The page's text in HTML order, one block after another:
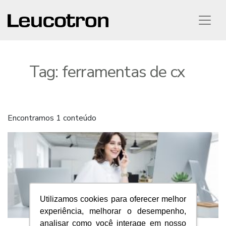
Utilizamos cookies para oferecer melhor
experiência, melhorar o desempenho,
analisar como você interage em nosso
Tag: ferramentas de cx
Encontramos 1 conteúdo